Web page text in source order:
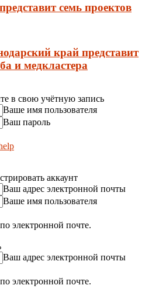
семь проектов
край представит
и медкластера
в свою учётную запись
Ваше имя пользователя
Ваш пароль
аккаунт
Ваш адрес электронной почты
Ваше имя пользователя
электронной почте.
Ваш адрес электронной почты
электронной почте.